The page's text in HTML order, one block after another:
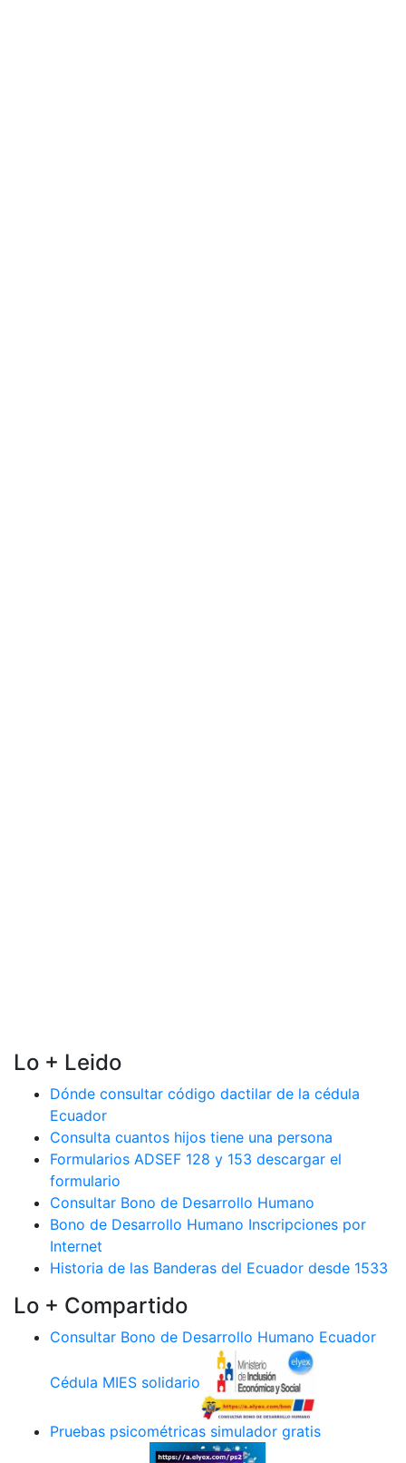
Lo + Leido
Dónde consultar código dactilar de la cédula
Ecuador
Consulta cuantos hijos tiene una persona
Formularios ADSEF 128 y 153 descargar el
formulario
Consultar Bono de Desarrollo Humano
Bono de Desarrollo Humano Inscripciones por
Internet
Historia de las Banderas del Ecuador desde 1533
Lo + Compartido
Consultar Bono de Desarrollo Humano Ecuador
Cédula MIES solidario
Pruebas psicométricas simulador gratis